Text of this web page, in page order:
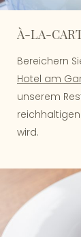
À-LA-
Bereichern
Hotel am
unserem
reichhaltigen
wird.